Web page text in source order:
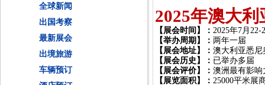
全球新闻
出国考察
最新展会
出境旅游
车辆预订
2025年澳大利
【 展会时间 】 ： 2025年7月22-
【举办周期 】 ： 两年一届
【 展会地址】 ： 澳大利亚悉尼
【 展会历史 】 ： 已举办多届
【 展会评价】 ： 澳洲最有影响
【 展览面积】 ： 25000平米展